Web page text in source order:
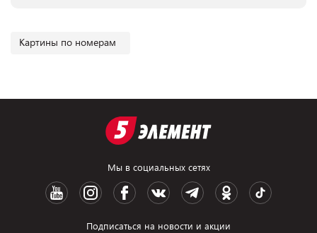
Картины по номерам
Мы в социальных сетях
Подписаться на новости и акции